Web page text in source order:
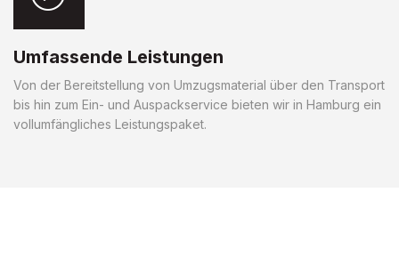
Umfassende Leistungen
Von der Bereitstellung von Umzugsmaterial über den Transport
bis hin zum Ein- und Auspackservice bieten wir in Hamburg ein
vollumfängliches Leistungspaket.